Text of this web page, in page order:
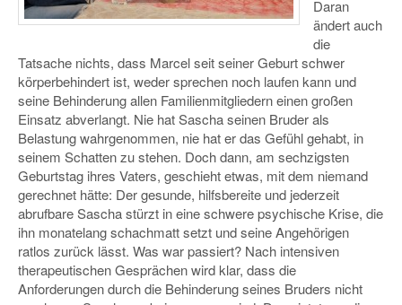
Daran
ändert auch
die
Tatsache nichts, dass Marcel seit seiner Geburt schwer
körperbehindert ist, weder sprechen noch laufen kann und
seine Behinderung allen Familienmitgliedern einen großen
Einsatz abverlangt. Nie hat Sascha seinen Bruder als
Belastung wahrgenommen, nie hat er das Gefühl gehabt, in
seinem Schatten zu stehen. Doch dann, am sechzigsten
Geburtstag ihres Vaters, geschieht etwas, mit dem niemand
gerechnet hätte: Der gesunde, hilfsbereite und jederzeit
abrufbare Sascha stürzt in eine schwere psychische Krise, die
ihn monatelang schachmatt setzt und seine Angehörigen
ratlos zurück lässt. Was war passiert? Nach intensiven
therapeutischen Gesprächen wird klar, dass die
Anforderungen durch die Behinderung seines Bruders nicht